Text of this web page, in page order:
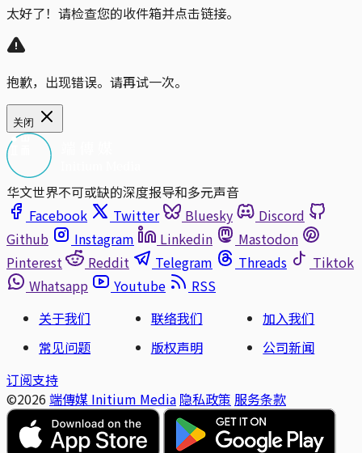
太好了！请检查您的收件箱并点击链接。
抱歉，出现错误。请再试一次。
关闭
华文世界不可或缺的深度报导和多元声音
Facebook
Twitter Bluesky
Discord
Github
Instagram Linkedin
Mastodon
Pinterest
Reddit Telegram Threads
Tiktok
Whatsapp
Youtube
RSS
关于我们
联络我们
加入我们
常见问题
版权声明
公司新闻
订阅支持
©2026 端傳媒 Initium Media 隐私政策 服务条款